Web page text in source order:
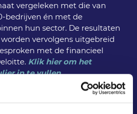
vergeleken met die van
bedrijven én met de
hun sector. De resultaten
vervolgens uitgebreid
met de financieel
Klik hier om het
in te vullen
van
VKW Limburg en